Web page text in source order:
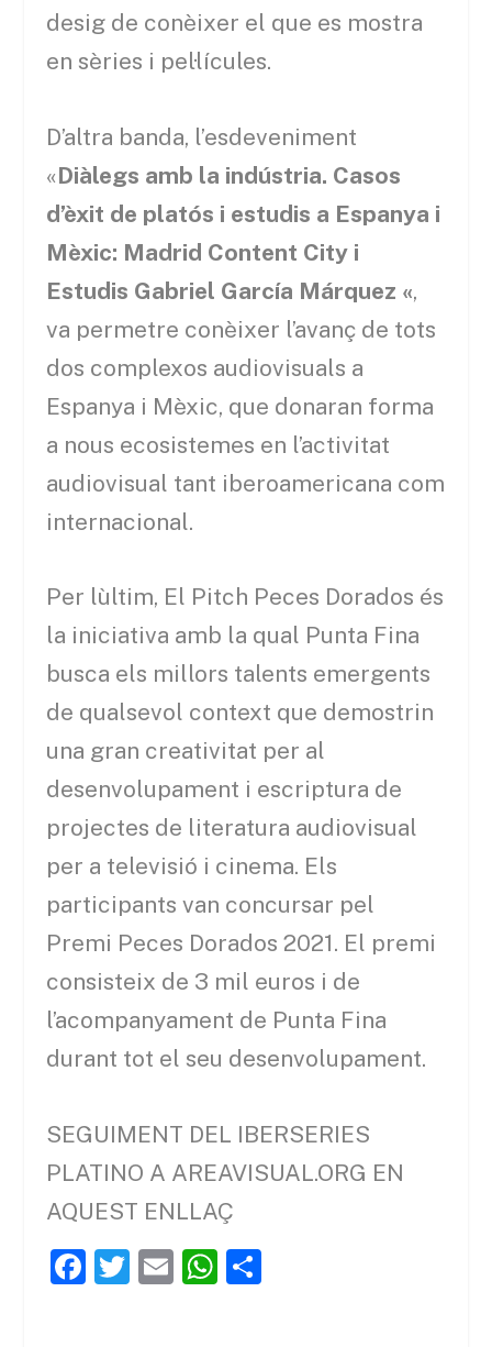
desig de conèixer el que es mostra
en sèries i pel·lícules.
D’altra banda, l’esdeveniment
«Diàlegs amb la indústria. Casos
d’èxit de platós i estudis a Espanya i
Mèxic: Madrid Content City i
Estudis Gabriel García Márquez «,
va permetre conèixer l’avanç de tots
dos complexos audiovisuals a
Espanya i Mèxic, que donaran forma
a nous ecosistemes en l’activitat
audiovisual tant iberoamericana com
internacional.
Per lùltim, El Pitch Peces Dorados és
la iniciativa amb la qual Punta Fina
busca els millors talents emergents
de qualsevol context que demostrin
una gran creativitat per al
desenvolupament i escriptura de
projectes de literatura audiovisual
per a televisió i cinema. Els
participants van concursar pel
Premi Peces Dorados 2021. El premi
consisteix de 3 mil euros i de
l’acompanyament de Punta Fina
durant tot el seu desenvolupament.
SEGUIMENT DEL IBERSERIES
PLATINO A AREAVISUAL.ORG EN
AQUEST ENLLAÇ
F
T
E
W